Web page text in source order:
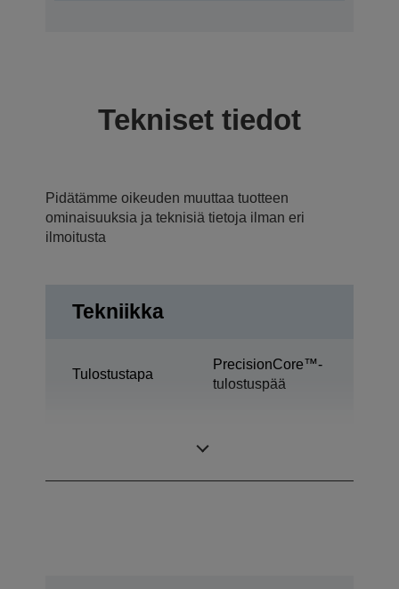
Tekniset tiedot
Pidätämme oikeuden muuttaa tuotteen
ominaisuuksia ja teknisiä tietoja ilman eri
ilmoitusta
Tekniikka
Tulostustapa
PrecisionCore™-
tulostuspää